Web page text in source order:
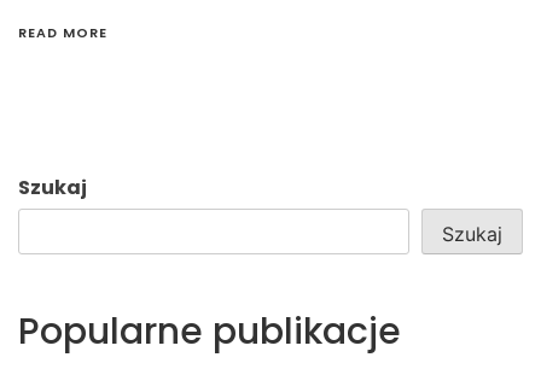
READ MORE
Szukaj
Szukaj
Popularne publikacje